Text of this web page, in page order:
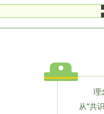
理
从“共